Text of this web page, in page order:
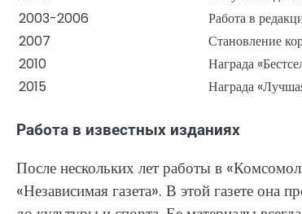
2003-2006
Работа в
2007
Становление
2010
Награда
2015
Награда
Работа в известных изданиях
После нескольких лет работы в
«Независимая газета». В этой газете она